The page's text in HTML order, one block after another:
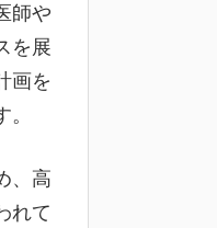
師や
を展
画を
、高
れて